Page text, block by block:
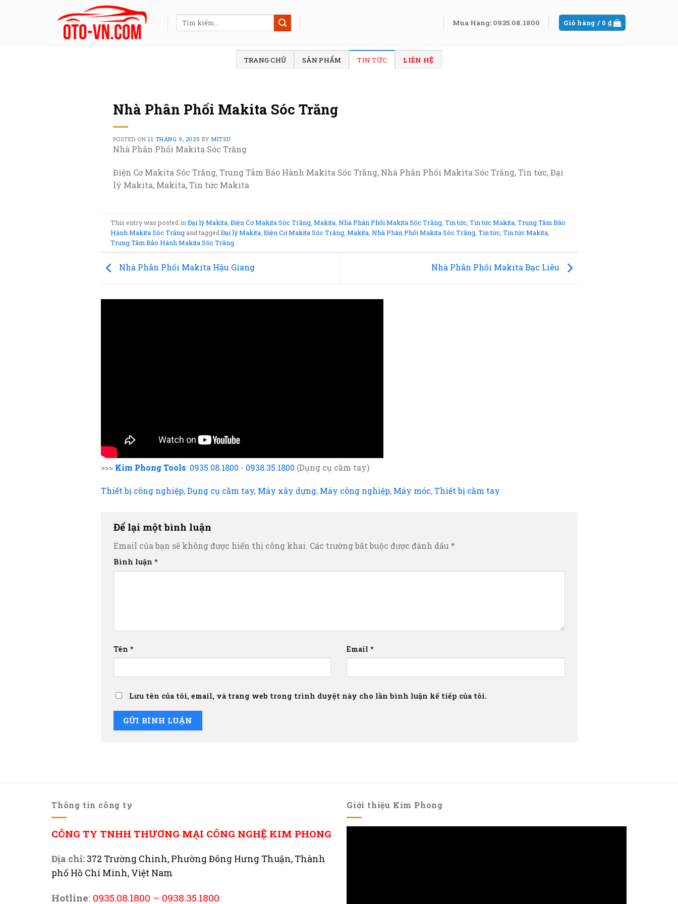
Tìm
kiếm:
Mua Hàng: 0935.08.1800 Giỏ hàng / 0 ₫
TRANG CHỦ SẢN PHẨM TIN TỨC LIÊN HỆ
Nhà Phân Phối Makita Sóc Trăng
POSTED ON11 THÁNG 9, 2025 BY MITSU
Nhà Phân Phối Makita Sóc Trăng
Điện Cơ Makita Sóc Trăng, Trung Tâm Bảo Hành Makita Sóc Trăng, Nhà Phân Phối Makita Sóc Trăng, Tin tức, Đại
lý Makita, Makita, Tin tức Makita
This entry was posted in Đại lý Makita Điện Cơ Makita Sóc Trăng, Makita Nhà Phân Phối Makita Sóc Trăng, Tin tức, Tin tức Makita Trung Tâm Bảo
Hành Makita Sóc Trăngand tagged Đại lý Makita Điện Cơ Makita Sóc Trăng, Makita Nhà Phân Phối Makita Sóc Trăng, Tin tức, Tin tức Makita
Trung Tâm Bảo Hành Makita Sóc Trăng.
Nhà Phân Phối Makita Hậu Giang Nhà Phân Phối Makita Bạc Liêu
>>> Kim Phong Tools: 0935.08.1800 - 0938.35.1800 (Dụng cụ cầm tay)
Thiết bị công nghiệp,Dụng cụ cầm tay, Máy xây dựng, Máy công nghiệp, Máy móc,Thiết bị cầm tay
Để lại một bình luận
Email của bạn sẽ không được hiển thị công khai. Các trường bắt buộc được đánh dấu *
Bình luận *
Tên * Email *
Lưu tên của tôi, email, và trang web trong trình duyệt này cho lần bình luận kế tiếp của tôi.
Thông tin công ty
CÔNG TY TNHH THƯƠNG MẠI CÔNG NGHỆ KIM PHONG
Địa chỉ: 372 Trường Chinh, Phường Đông Hưng Thuận, Thành
phố Hồ Chí Minh, Việt Nam
Hotline: 0935.08.1800 – 0938.35.1800
Giới thiệu Kim Phong